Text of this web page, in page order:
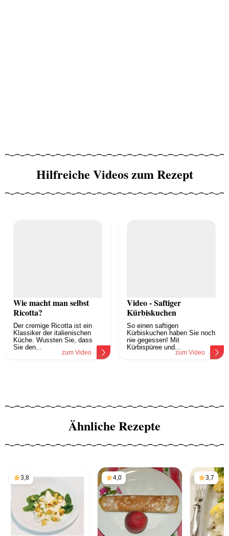
Hilfreiche Videos zum Rezept
Wie macht man selbst
Ricotta?
Der cremige Ricotta ist ein
Klassiker der italienischen
Küche. Wussten Sie, dass
Sie den...
zum Video
Video - Saftiger
Kürbiskuchen
So einen saftigen
Kürbiskuchen haben Sie noch
nie gegessen! Mit
Kürbispüree und...
zum Video
Ähnliche Rezepte
3,8 4,0 3,7